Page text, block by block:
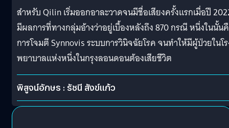
สำหรับ Qilin เริ่มออกอาละวาดจนมีชื่อเสียงครั้งแรกเมื่อปี
มีผลการที่ทางกลุ่มอ้างว่าอยู่เบื้องหลังถึง 870 กรณี หนึ่งในนั้น
การโจมตี Synnovis ระบบการวินิจฉัยโรค จนทำให้มีผู้ป่วยในโ
พยาบาลแห่งหนึ่งในกรุงลอนดอนต้องเสียชีวิต
พิสูจน์อักษร : รัชนี สังข์แก้ว